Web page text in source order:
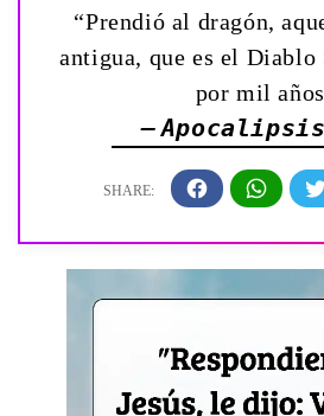
“Prendió al dragón,
antigua, que es el Diablo
por mil
—